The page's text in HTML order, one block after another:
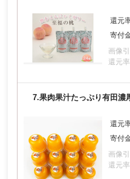
画像
還元
7.果肉果汁たっぷり有田濃
画像
還元